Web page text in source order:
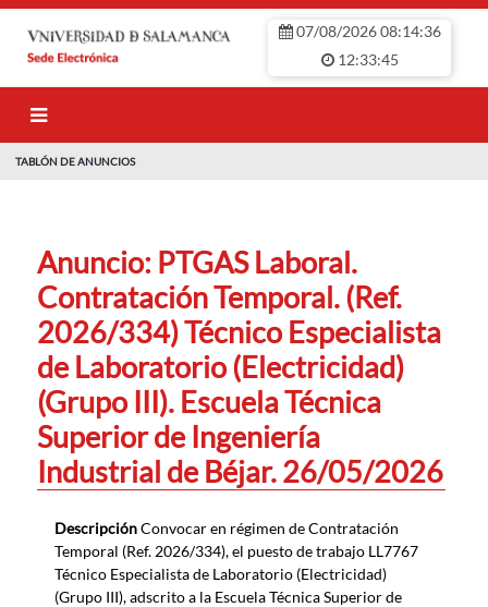
07/08/2026 08:14:36
12:33:45
TABLÓN DE ANUNCIOS
Anuncio: PTGAS Laboral.
Contratación Temporal. (Ref.
2026/334) Técnico Especialista
de Laboratorio (Electricidad)
(Grupo III). Escuela Técnica
Superior de Ingeniería
Industrial de Béjar. 26/05/2026
DescripciónConvocar en régimen de Contratación
Temporal (Ref. 2026/334), el puesto de trabajo LL7767
Técnico Especialista de Laboratorio (Electricidad)
(Grupo III), adscrito a la Escuela Técnica Superior de